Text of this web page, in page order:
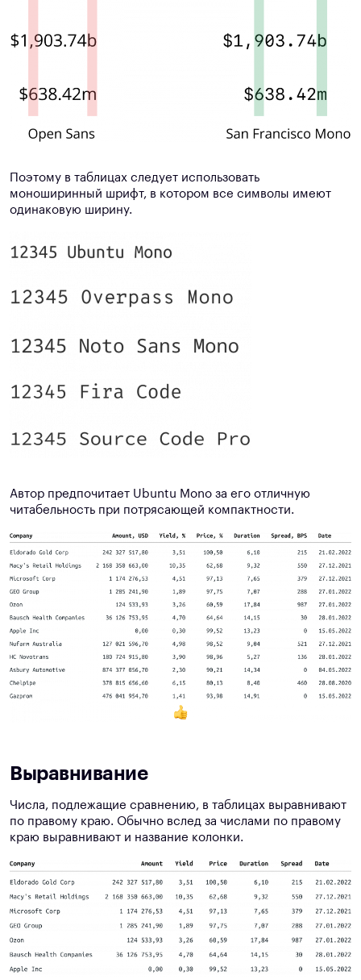
Поэтому в таблицах следует использовать
моноширинный шрифт, в котором все символы имеют
одинаковую ширину.
Автор предпочитает Ubuntu Mono за его отличную
читабельность при потрясающей компактности.
Выравнивание
Числа, подлежащие сравнению, в таблицах выравнивают
по правому краю. Обычно вслед за числами по правому
краю выравнивают и название колонки.